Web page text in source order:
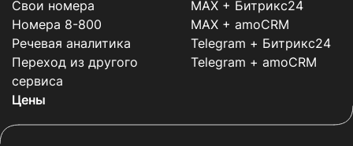
Свои номера
Номера 8-800
Речевая аналитика
Переход из другого
сервиса
Цены
MAX + Битрикс24
MAX + amoCRM
Telegram + Битрикс24
Telegram + amoCRM